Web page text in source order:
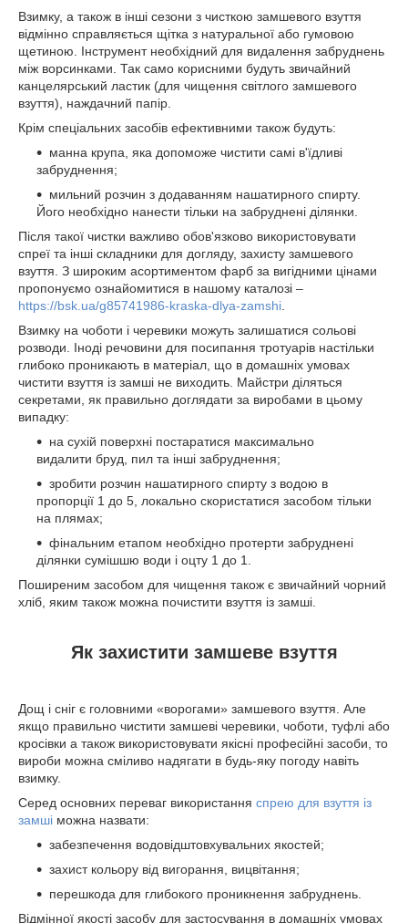
Взимку, а також в інші сезони з чисткою замшевого взуття
відмінно справляється щітка з натуральної або гумовою
щетиною. Інструмент необхідний для видалення забруднень
між ворсинками. Так само корисними будуть звичайний
канцелярський ластик (для чищення світлого замшевого
взуття), наждачний папір.
Крім спеціальних засобів ефективними також будуть:
манна крупа, яка допоможе чистити самі в'їдливі
забруднення;
мильний розчин з додаванням нашатирного спирту.
Його необхідно нанести тільки на забруднені ділянки.
Після такої чистки важливо обов'язково використовувати
спреї та інші складники для догляду, захисту замшевого
взуття. З широким асортиментом фарб за вигідними цінами
пропонуємо ознайомитися в нашому каталозі –
https://bsk.ua/g85741986-kraska-dlya-zamshi
Взимку на чоботи і черевики можуть залишатися сольові
розводи. Іноді речовини для посипання тротуарів настільки
глибоко проникають в матеріал, що в домашніх умовах
чистити взуття із замші не виходить. Майстри діляться
секретами, як правильно доглядати за виробами в цьому
випадку:
на сухій поверхні постаратися максимально
видалити бруд, пил та інші забруднення;
зробити розчин нашатирного спирту з водою в
пропорції 1 до 5, локально скористатися засобом тільки
на плямах;
фінальним етапом необхідно протерти забруднені
ділянки сумішшю води і оцту 1 до 1.
Поширеним засобом для чищення також є звичайний чорний
хліб, яким також можна почистити взуття із замші.
Як захистити замшеве взуття
Дощ і сніг є головними «ворогами» замшевого взуття. Але
якщо правильно чистити замшеві черевики, чоботи, туфлі або
кросівки а також використовувати якісні професійні засоби, то
вироби можна сміливо надягати в будь-яку погоду навіть
взимку.
Серед основних переваг використання спрею для взуття із
замші можна назвати:
забезпечення водовідштовхувальних якостей;
захист кольору від вигорання, вицвітання;
перешкода для глибокого проникнення забруднень.
Відмінної якості засобу для застосування в домашніх умовах